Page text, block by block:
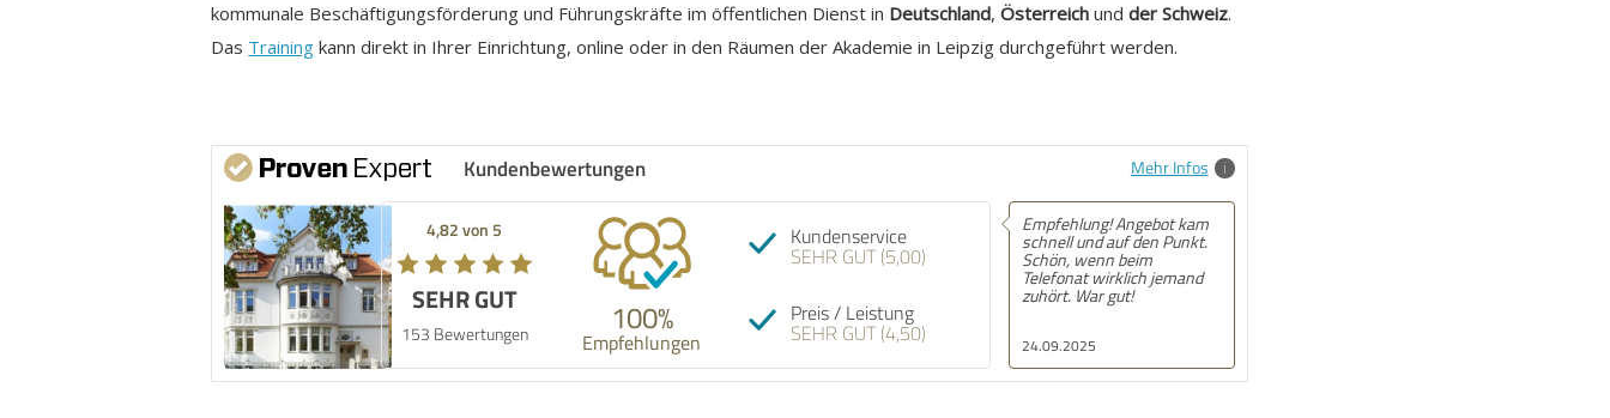
kommunale Beschäftigungsförderung und Führungskräfte im öffentlichen Dienst in Deutschland,Österreich undder Schweiz.
Das Training kann direkt in Ihrer Einrichtung, online oder in den Räumen der Akademie in Leipzig durchgeführt werden.
Mehr Infos
Kundenbewertungen
4,82 von 5
SEHR GUT
153 Bewertungen 100%
Empfehlungen
Kundenservice
SEHR GUT (5,00)
Preis / Leistung
SEHR GUT (4,50) 24.09.2025
Empfehlung! Angebot kam
schnell und auf den Punkt.
Schön, wenn beim
Telefonat wirklich jemand
zuhört. War gut!